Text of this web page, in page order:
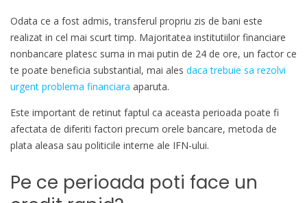
Odata ce a fost admis, transferul propriu zis de bani este
realizat in cel mai scurt timp. Majoritatea institutiilor financiare
nonbancare platesc suma in mai putin de 24 de ore, un factor ce
te poate beneficia substantial, mai ales daca trebuie sa rezolvi
urgent problema financiara aparuta.
Este important de retinut faptul ca aceasta perioada poate fi
afectata de diferiti factori precum orele bancare, metoda de
plata aleasa sau politicile interne ale IFN-ului.
Pe ce perioada poti face un